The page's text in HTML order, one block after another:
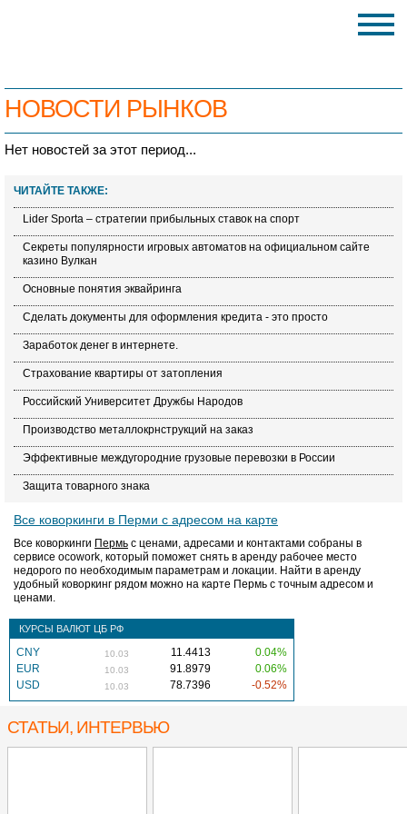
НОВОСТИ РЫНКОВ
Нет новостей за этот период...
ЧИТАЙТЕ ТАКЖЕ:
Lider Sporta – стратегии прибыльных ставок на спорт
Секреты популярности игровых автоматов на официальном сайте
казино Вулкан
Основные понятия эквайринга
Сделать документы для оформления кредита - это просто
Заработок денег в интернете.
Страхование квартиры от затопления
Российский Университет Дружбы Народов
Производство металлокрнструкций на заказ
Эффективные междугородние грузовые перевозки в России
Защита товарного знака
Все коворкинги в Перми с адресом на карте
Все коворкинги Пермь с ценами, адресами и контактами собраны в
сервисе ocowork, который поможет снять в аренду рабочее место
недорого по необходимым параметрам и локации. Найти в аренду
удобный коворкинг рядом можно на карте Пермь с точным адресом и
ценами.
КУРСЫ ВАЛЮТ ЦБ РФ
CNY 10.03 11.4413
0.04%
EUR
10.03 91.8979
0.06%
USD
10.03 78.7396 -0.52%
СТАТЬИ, ИНТЕРВЬЮ